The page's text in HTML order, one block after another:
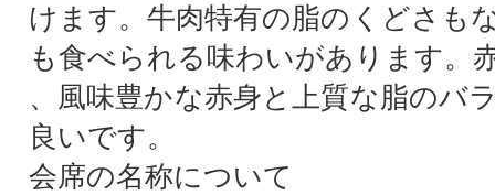
けます。牛肉特有の脂のくどさも
も食べられる味わいがあります。
、風味豊かな赤身と上質な脂のバ
良いです。
会席の名称について